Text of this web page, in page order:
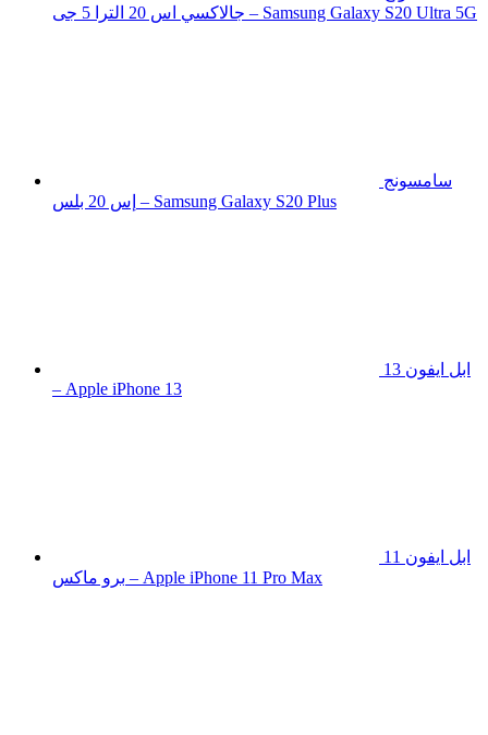
جالاكسي اس 20 الترا 5 جى – Samsung Galaxy S20 Ultra 5G
سامسونج
إس 20 بلس – Samsung Galaxy S20 Plus
ابل ايفون 13
– Apple iPhone 13
ابل ايفون 11
برو ماكس – Apple iPhone 11 Pro Max